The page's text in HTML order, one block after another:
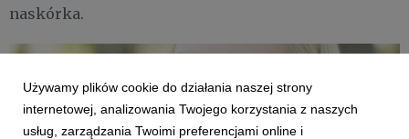
naskórka.
Używamy plików cookie do działania naszej strony
internetowej, analizowania Twojego korzystania z naszych
usług, zarządzania Twoimi preferencjami online i